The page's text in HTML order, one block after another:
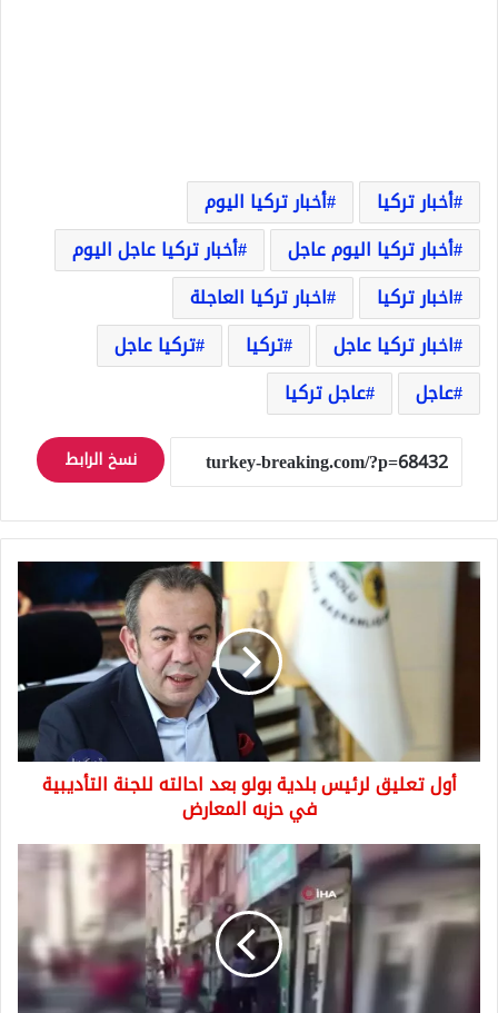
أخبار تركيا
أخبار تركيا اليوم
أخبار تركيا اليوم عاجل
أخبار تركيا عاجل اليوم
اخبار تركيا
اخبار تركيا العاجلة
اخبار تركيا عاجل
تركيا
تركيا عاجل
عاجل
عاجل تركيا
نسخ الرابط
أول
تعليق
التأديبية
أول تعليق لرئيس بلدية بولو بعد احالته للجنة التأديبية
في حزبه المعارض
شاهد
بالفيديو
شجار
بين
سوريين